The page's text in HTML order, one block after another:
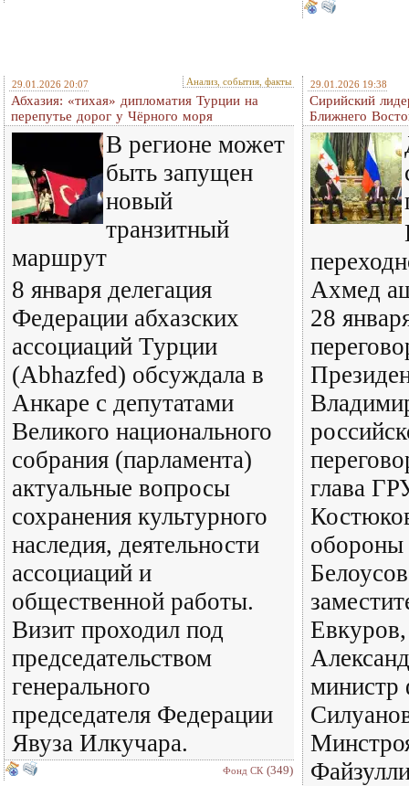
29.01.2026 20:07 Анализ, события, факты
Абхазия: «тихая» дипломатия Турции на
перепутье дорог у Чёрного моря
В регионе может
быть запущен
новый
транзитный
маршрут
8 января делегация
Федерации абхазских
ассоциаций Турции
(Abhazfed) обсуждала в
Анкаре с депутатами
Великого национального
собрания (парламента)
актуальные вопросы
сохранения культурного
наследия, деятельности
ассоциаций и
общественной работы.
Визит проходил под
председательством
генерального
председателя Федерации
Явуза Илкучара.
Фонд СК (349)
29.01.2026 19:38
Сирийский
Ближнего
Ахмед
28
глава
министр